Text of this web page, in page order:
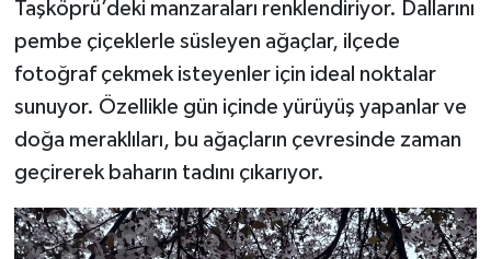
Taşköprü’deki manzaraları renklendiriyor. Dallarını
pembe çiçeklerle süsleyen ağaçlar, ilçede
fotoğraf çekmek isteyenler için ideal noktalar
sunuyor. Özellikle gün içinde yürüyüş yapanlar ve
doğa meraklıları, bu ağaçların çevresinde zaman
geçirerek baharın tadını çıkarıyor.